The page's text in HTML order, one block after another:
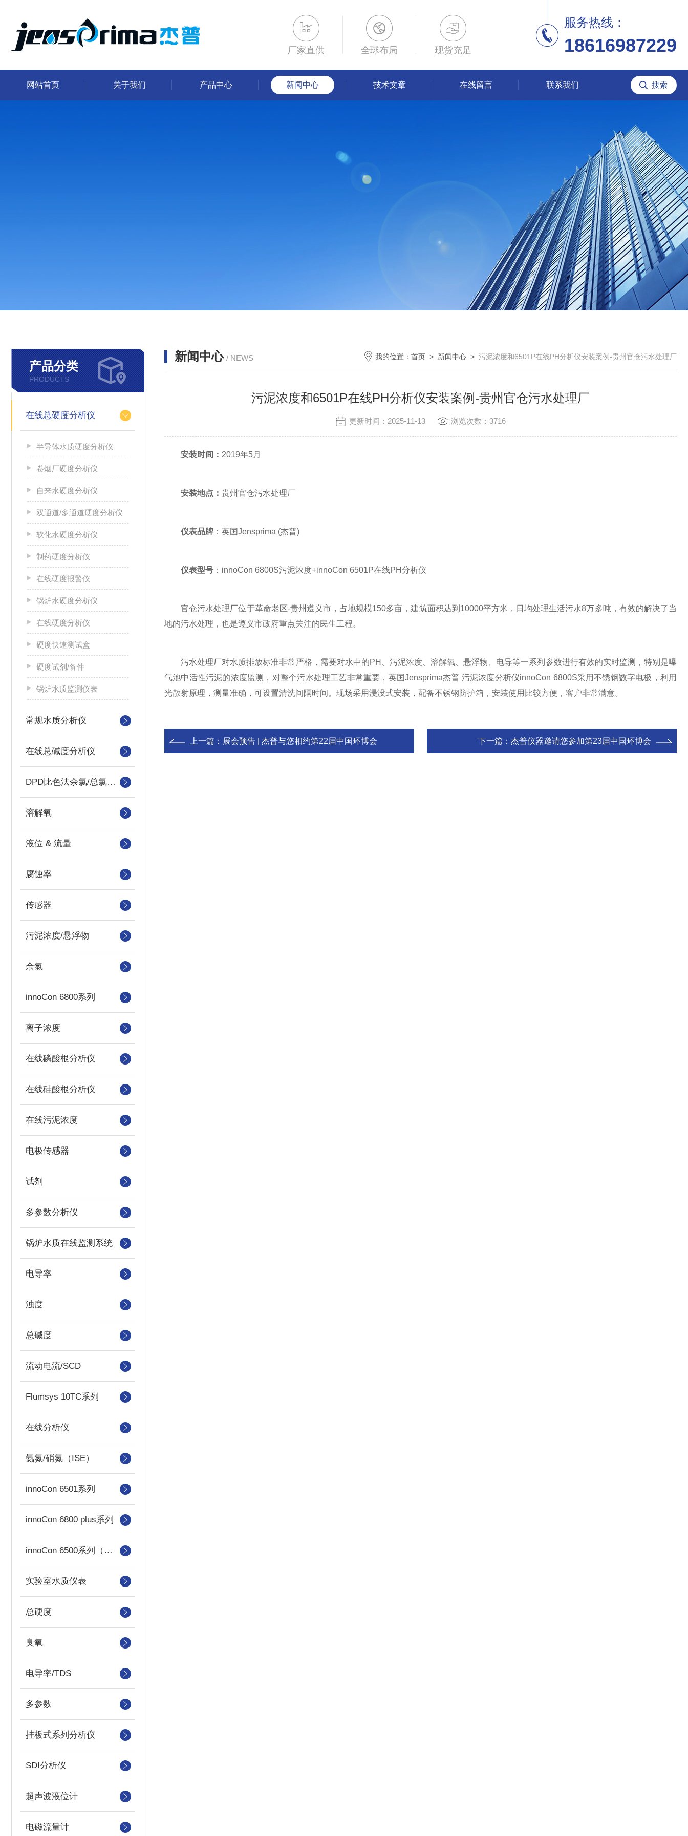
厂家直供 全球布局 现货充足
服务热线：
18616987229
网站首页 关于我们 产品中心 新闻中心 技术文章 在线留言 联系我们
产品分类
PRODUCTS
在线总硬度分析仪
半导体水质硬度分析仪
卷烟厂硬度分析仪
自来水硬度分析仪
双通道/多通道硬度分析仪
软化水硬度分析仪
制药硬度分析仪
在线硬度报警仪
锅炉水硬度分析仪
在线硬度分析仪
硬度快速测试盒
硬度试剂/备件
锅炉水质监测仪表
常规水质分析仪
在线总碱度分析仪
DPD比色法余氯/总氯分析仪
溶解氧
液位 & 流量
腐蚀率
传感器
污泥浓度/悬浮物
余氯
innoCon 6800系列
离子浓度
在线磷酸根分析仪
在线硅酸根分析仪
在线污泥浓度
电极传感器
试剂
多参数分析仪
锅炉水质在线监测系统
电导率
浊度
总碱度
流动电流/SCD
Flumsys 10TC系列
在线分析仪
氨氮/硝氮（ISE）
innoCon 6501系列
innoCon 6800 plus系列
innoCon 6500系列（已停产）
实验室水质仪表
总硬度
臭氧
电导率/TDS
多参数
挂板式系列分析仪
SDI分析仪
超声波液位计
电磁流量计
新闻中心 / NEWS 我的位置： 首页 > 新闻中心 > 污泥浓度和6501P在线PH分析仪安装案例-贵州官仓污水处理厂
污泥浓度和6501P在线PH分析仪安装案例-贵州官仓污水处理厂
更新时间：2025-11-13 浏览次数：3716
安装时间： 2019年5月
安装地点： 贵州官仓污水处理厂
仪表品牌 ：英国Jensprima (杰普)
仪表型号 ：innoCon 6800S污泥浓度+innoCon 6501P在线PH分析仪
官仓污水处理厂位于革命老区-贵州遵义市，占地规模150多亩，建筑面积达到10000平方米，日均处理生活污水8万多吨，有效的解决了当
地的污水处理，也是遵义市政府重点关注的民生工程。
污水处理厂对水质排放标准非常严格，需要对水中的PH、污泥浓度、溶解氧、悬浮物、电导等一系列参数进行有效的实时监测，特别是曝
气池中活性污泥的浓度监测，对整个污水处理工艺非常重要，英国Jensprima杰普 污泥浓度分析仪innoCon 6800S采用不锈钢数字电极，利用
光散射原理，测量准确，可设置清洗间隔时间。现场采用浸没式安装，配备不锈钢防护箱，安装使用比较方便，客户非常满意。
上一篇： 展会预告 | 杰普与您相约第22届中国环博会 下一篇： 杰普仪器邀请您参加第23届中国环博会